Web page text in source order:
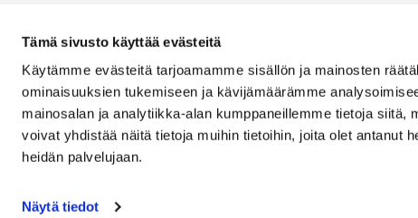
Tämä sivusto käyttää evästeitä
Käytämme evästeitä tarjoamamme sisällön ja mainosten
ominaisuuksien tukemiseen ja kävijämäärämme
mainosalan ja analytiikka-alan kumppaneillemme tietoja siitä,
voivat yhdistää näitä tietoja muihin tietoihin, joita olet antanut
heidän palvelujaan.
Näytä tiedot